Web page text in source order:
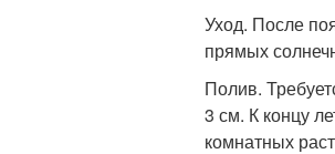
Уход. После
прямых
Полив.
3 см. К концу
комнатных